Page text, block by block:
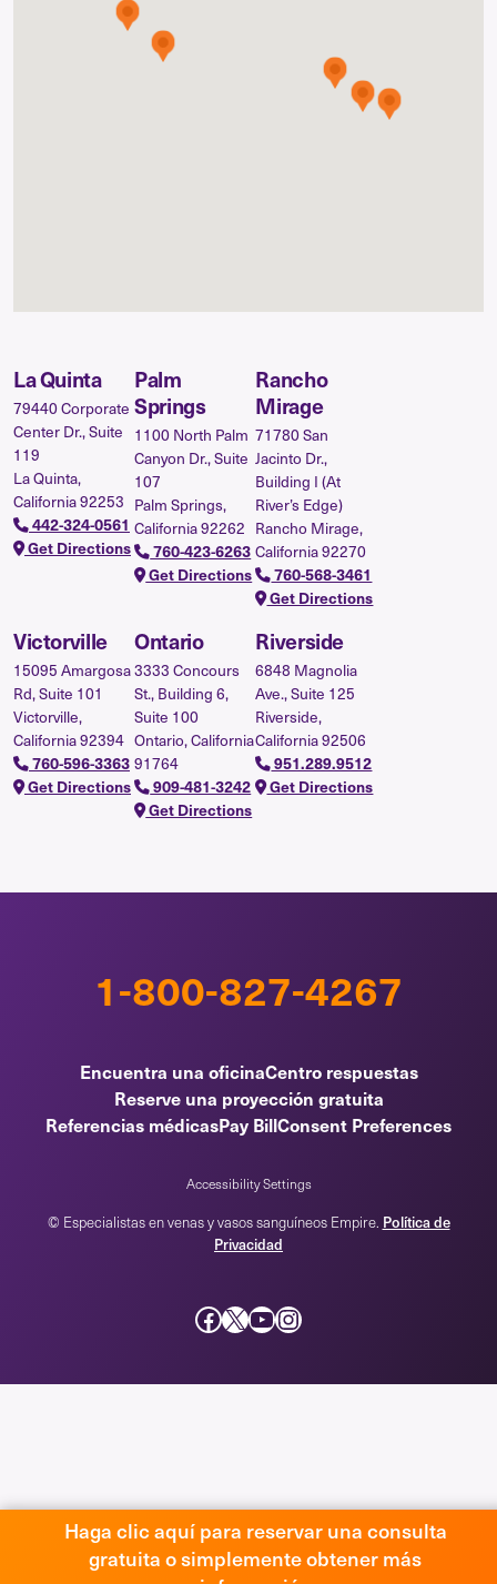
Haga clic aquí para reservar una consulta
gratuita o simplemente obtener más
La Quinta
79440 Corporate
Center Dr., Suite
119
La Quinta,
California 92253
442-324-0561
Get Directions
Palm
Springs
1100 North Palm
Canyon Dr., Suite
107
Palm Springs,
California 92262
760-423-6263
Get Directions
Rancho
Mirage
71780 San
Jacinto Dr.,
Building I (At
River’s Edge)
Rancho Mirage,
California 92270
760-568-3461
Get Directions
Victorville
15095 Amargosa
Rd, Suite 101
Victorville,
California 92394
760-596-3363
Get Directions
Ontario
3333 Concours
St., Building 6,
Suite 100
Ontario, California
91764
909-481-3242
Get Directions
Riverside
6848 Magnolia
Ave., Suite 125
Riverside,
California 92506
951.289.9512
Get Directions
1-800-827-4267
Encuentra una oficinaCentro respuestas
Reserve una proyección gratuita
Referencias médicasPay BillConsent Preferences
Accessibility Settings
© Especialistas en venas y vasos sanguíneos Empire. Política de
Privacidad
Facebook incógnita YouTube Instagram